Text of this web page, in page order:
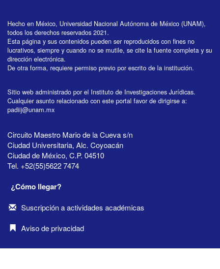
Hecho en México, Universidad Nacional Autónoma de México (UNAM),
todos los derechos reservados 2021.
Esta página y sus contenidos pueden ser reproducidos con fines no
lucrativos, siempre y cuando no se mutile, se cite la fuente completa y su
dirección electrónica.
De otra forma, requiere permiso previo por escrito de la institución.
Sitio web administrado por el Instituto de Investigaciones Jurídicas.
Cualquier asunto relacionado con este portal favor de dirigirse a:
padiij@unam.mx
Circuito Maestro Mario de la Cueva s/n
Ciudad Universitaria, Alc. Coyoacán
Ciudad de México, C.P. 04510
Tel. +52(55)5622 7474
¿Cómo llegar?
Suscripción a actividades académicas
Aviso de privacidad